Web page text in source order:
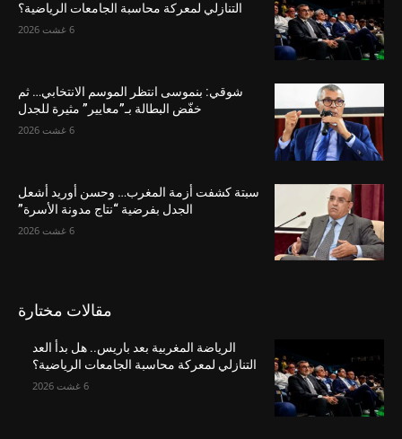
التنازلي لمعركة محاسبة الجامعات الرياضية؟
6 غشت 2026
شوقي: بنموسى انتظر الموسم الانتخابي… ثم
خفّض البطالة بـ”معايير” مثيرة للجدل
6 غشت 2026
سبتة كشفت أزمة المغرب… وحسن أوريد أشعل
الجدل بفرضية “نتاج مدونة الأسرة”
6 غشت 2026
مقالات مختارة
الرياضة المغربية بعد باريس.. هل بدأ العد
التنازلي لمعركة محاسبة الجامعات الرياضية؟
6 غشت 2026